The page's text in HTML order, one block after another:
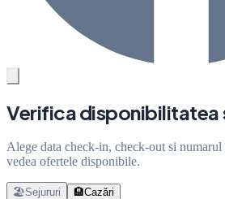
Verifica disponibilitatea
Alege data check-in, check-out si numarul
vedea ofertele disponibile.
🏖️Sejururi 🏨Cazări